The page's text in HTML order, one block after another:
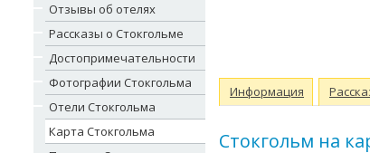
Отзывы об отелях
Рассказы о Стокгольме
Достопримечательности
Фотографии Стокгольма
Отели Стокгольма
Карта Стокгольма
Информация
Стокгольм на